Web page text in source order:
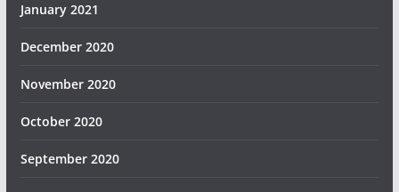
January 2021
December 2020
November 2020
October 2020
September 2020